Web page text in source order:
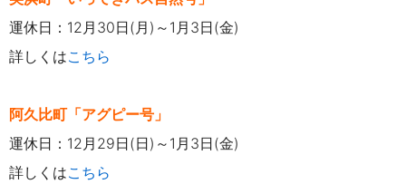
運休日：12月30日(月)～1月3日(金)
詳しくはこちら
阿久比町「アグピー号」
運休日：12月29日(日)～1月3日(金)
詳しくはこちら